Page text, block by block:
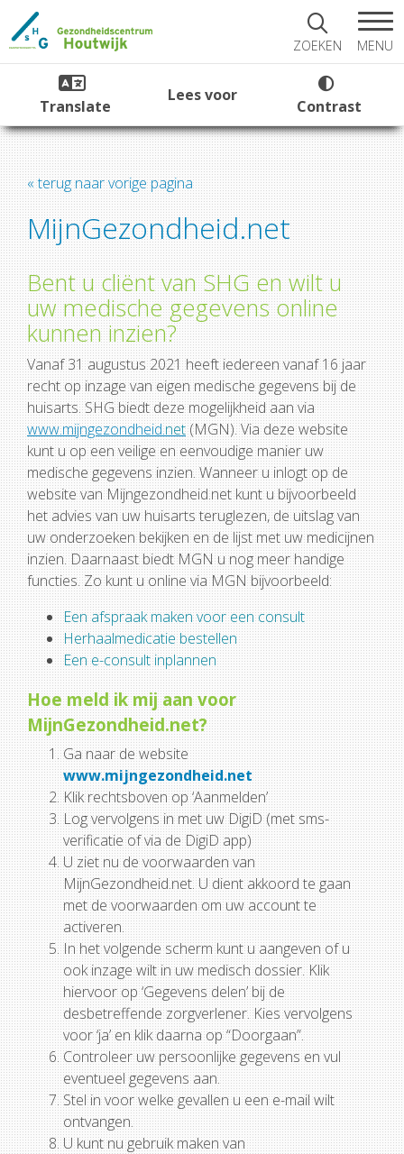
ZOEKEN MENU
Translate
Lees voor
Contrast
« terug naar vorige pagina
MijnGezondheid.net
Bent u cliënt van SHG en wilt u
uw medische gegevens online
kunnen inzien?
Vanaf 31 augustus 2021 heeft iedereen vanaf 16 jaar
recht op inzage van eigen medische gegevens bij de
huisarts. SHG biedt deze mogelijkheid aan via
www.mijngezondheid.net(MGN). Via deze website
kunt u op een veilige en eenvoudige manier uw
medische gegevens inzien. Wanneer u inlogt op de
website van Mijngezondheid.net kunt u bijvoorbeeld
het advies van uw huisarts teruglezen, de uitslag van
uw onderzoeken bekijken en de lijst met uw medicijnen
inzien. Daarnaast biedt MGN u nog meer handige
functies. Zo kunt u online via MGN bijvoorbeeld:
Een afspraak maken voor een consult
Herhaalmedicatie bestellen
Een e-consult inplannen
Hoe meld ik mij aan voor
MijnGezondheid.net?
Ga naar de website
www.mijngezondheid.net
Klik rechtsboven op ‘Aanmelden’
Log vervolgens in met uw DigiD (met sms-
verificatie of via de DigiD app)
U ziet nu de voorwaarden van
MijnGezondheid.net. U dient akkoord te gaan
met de voorwaarden om uw account te
activeren.
In het volgende scherm kunt u aangeven of u
ook inzage wilt in uw medisch dossier. Klik
hiervoor op ‘Gegevens delen’ bij de
desbetreffende zorgverlener. Kies vervolgens
voor ‘ja’ en klik daarna op “Doorgaan”.
Controleer uw persoonlijke gegevens en vul
eventueel gegevens aan.
Stel in voor welke gevallen u een e-mail wilt
ontvangen.
U kunt nu gebruik maken van